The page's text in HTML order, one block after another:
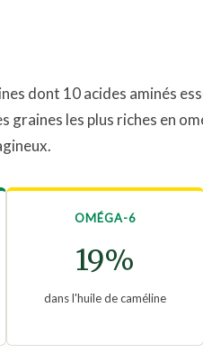
dont 10 acides aminés
les plus riches en
OMÉGA-6
19%
dans l'huile de caméline